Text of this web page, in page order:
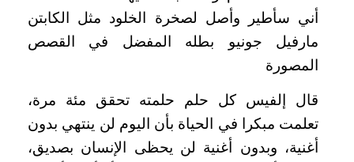
أني سأطير وأصل لصخرة الخلود مثل الكابتن
مارفيل جونيو بطله المفضل في القصص
المصورة
قال إلفيس كل حلم حلمته تحقق مئة مرة،
تعلمت مبكرا في الحياة بأن اليوم لن ينتهي بدون
أغنية، وبدون أغنية لن يحظى الإنسان بصديق،